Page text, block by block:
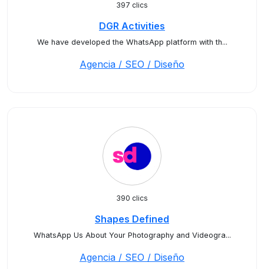
397 clics
DGR Activities
We have developed the WhatsApp platform with th...
Agencia / SEO / Diseño
390 clics
Shapes Defined
WhatsApp Us About Your Photography and Videogra...
Agencia / SEO / Diseño